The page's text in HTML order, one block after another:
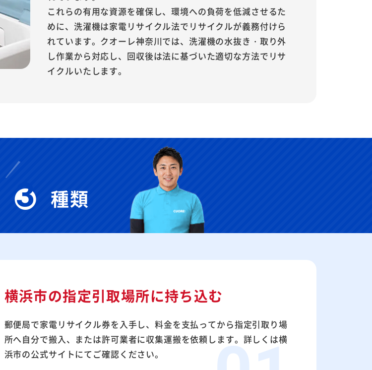
これらの有用な資源を確保し、環境への負荷を低減させるた
めに、洗濯機は家電リサイクル法でリサイクルが義務付けら
れています。クオーレ神奈川では、洗濯機の水抜き・取り外
し作業から対応し、回収後は法に基づいた適切な方法でリサ
イクルいたします。
3 種類
横浜市の指定引取場所に持ち込む
郵便局で家電リサイクル券を入手し、料金を支払ってから指定引取り場
所へ自分で搬入、または許可業者に収集運搬を依頼します。詳しくは横
浜市の公式サイトにてご確認ください。